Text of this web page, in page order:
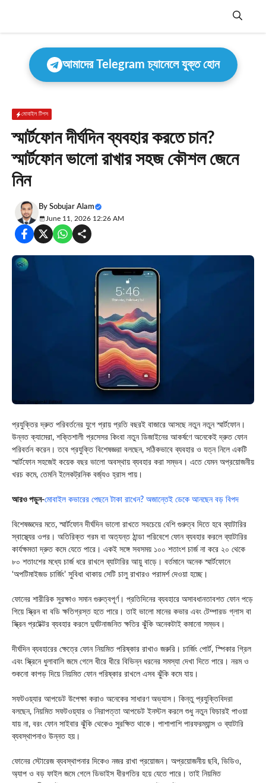
Menu
আমাদের Telegram চ্যানেলে যুক্ত হোন
মোবাইল টিপস
স্মার্টফোন দীর্ঘদিন ব্যবহার করতে চান?
স্মার্টফোন ভালো রাখার সহজ কৌশল জেনে
নিন
By Sobujar Alam
June 11, 2026 12:26 AM
প্রযুক্তির দ্রুত পরিবর্তনের যুগে প্রায় প্রতি বছরই বাজারে আসছে নতুন নতুন স্মার্টফোন।
উন্নত ক্যামেরা, শক্তিশালী প্রসেসর কিংবা নতুন ডিজাইনের আকর্ষণে অনেকেই দ্রুত ফোন
পরিবর্তন করেন। তবে প্রযুক্তি বিশেষজ্ঞরা বলছেন, সঠিকভাবে ব্যবহার ও যত্ন নিলে একটি
স্মার্টফোন সহজেই কয়েক বছর ভালো অবস্থায় ব্যবহার করা সম্ভব। এতে যেমন অপ্রয়োজনীয়
খরচ কমে, তেমনি ইলেকট্রনিক বর্জ্যও হ্রাস পায়।
আরও পড়ুন-মোবাইল কভারের পেছনে টাকা রাখেন? অজান্তেই ডেকে আনছেন বড় বিপদ
বিশেষজ্ঞদের মতে, স্মার্টফোন দীর্ঘদিন ভালো রাখতে সবচেয়ে বেশি গুরুত্ব দিতে হবে ব্যাটারির
স্বাস্থ্যের ওপর। অতিরিক্ত গরম বা অত্যন্ত ঠান্ডা পরিবেশে ফোন ব্যবহার করলে ব্যাটারির
কার্যক্ষমতা দ্রুত কমে যেতে পারে। একই সঙ্গে সবসময় ১০০ শতাংশ চার্জ না করে ২০ থেকে
৮০ শতাংশের মধ্যে চার্জ ধরে রাখলে ব্যাটারির আয়ু বাড়ে। বর্তমানে অনেক স্মার্টফোনে
‘অপটিমাইজড চার্জিং’ সুবিধা থাকায় সেটি চালু রাখারও পরামর্শ দেওয়া হচ্ছে।
ফোনের শারীরিক সুরক্ষাও সমান গুরুত্বপূর্ণ। প্রতিদিনের ব্যবহারে অসাবধানতাবশত ফোন পড়ে
গিয়ে স্ক্রিন বা বডি ক্ষতিগ্রস্ত হতে পারে। তাই ভালো মানের কভার এবং টেম্পারড গ্লাস বা
স্ক্রিন প্রটেক্টর ব্যবহার করলে দুর্ঘটনাজনিত ক্ষতির ঝুঁকি অনেকটাই কমানো সম্ভব।
দীর্ঘদিন ব্যবহারের ক্ষেত্রে ফোন নিয়মিত পরিষ্কার রাখাও জরুরি। চার্জিং পোর্ট, স্পিকার গ্রিল
এবং স্ক্রিনে ধুলাবালি জমে গেলে ধীরে ধীরে বিভিন্ন ধরনের সমস্যা দেখা দিতে পারে। নরম ও
শুকনো কাপড় দিয়ে নিয়মিত ফোন পরিষ্কার রাখলে এসব ঝুঁকি কমে যায়।
সফটওয়্যার আপডেট উপেক্ষা করাও অনেকের সাধারণ অভ্যাস। কিন্তু প্রযুক্তিবিদরা
বলছেন, নিয়মিত সফটওয়্যার ও নিরাপত্তা আপডেট ইনস্টল করলে শুধু নতুন ফিচারই পাওয়া
যায় না, বরং ফোন সাইবার ঝুঁকি থেকেও সুরক্ষিত থাকে। পাশাপাশি পারফরম্যান্স ও ব্যাটারি
ব্যবস্থাপনাও উন্নত হয়।
ফোনের স্টোরেজ ব্যবস্থাপনার দিকেও নজর রাখা প্রয়োজন। অপ্রয়োজনীয় ছবি, ভিডিও,
অ্যাপ ও বড় ফাইল জমে গেলে ডিভাইস ধীরগতির হয়ে যেতে পারে। তাই নিয়মিত